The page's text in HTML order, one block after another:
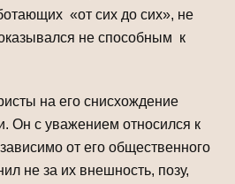
«от сих до сих», не
не способным к
на его снисхождение
Он с уважением относился к
от его общественного
не за их внешность, позу,